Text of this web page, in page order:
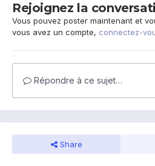
Rejoignez la
Vous pouvez poster maintenant et
vous avez un compte, connectez-
Répondre à ce sujet…
Share